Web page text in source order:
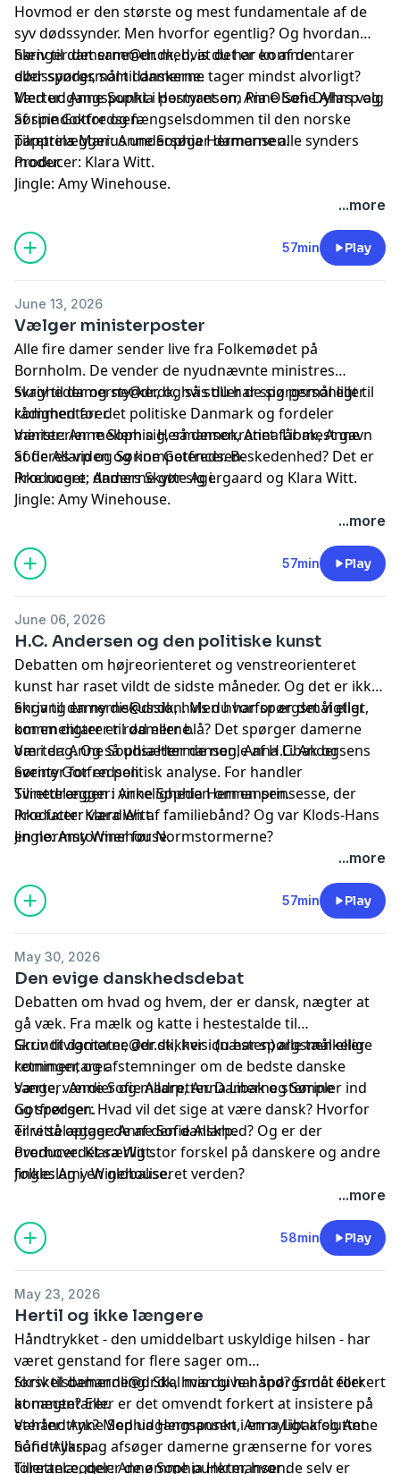
Hovmod er den største og mest fundamentale af de
syv dødssynder. Men hvorfor egentlig? Og hvordan
hænger det sammen med, at det er en af de
dødssynder, som danskerne tager mindst alvorligt?
Med udgangspunkt i postyret om Pia Olsen Dyhrs valg
af spindoktor og fængselsdommen til den norske
papprins Marius undersøger damerne alle synders
moder.
Skriv tildamerne@dr.dk, hvis du har kommentarer
eller spørgsmål til damerne.
Værter: Anne Sophia Hermansen, Anne Sofie Allarp og
Sørine Gotfredsen.
Tilrettelægger: Anne Sophia Hermansen.
Producer: Klara Witt.
Jingle: Amy Winehouse.
...more
57min Play
June 13, 2026
Vælger ministerposter
Alle fire damer sender live fra Folkemødet på
Bornholm. De vender de nyudnævnte ministres
svagheder og styrker, og så stiller de sig personligt til
rådighed for det politiske Danmark og fordeler
ministerier mellem sig, så demokratiet får mest gavn
af deres viden og kompetencer. Beskedenhed? Det er
ikke noget, damerne gør sig i.
Skriv tildamerne@dr.dk, hvis du har spørgsmål eller
kommentarer.
Værter: Anne Sophia Hermansen, Anna Libak, Anne
Sofie Allarp og Sørine Gotfredsen.
Producere: Anders Skytte Agergaard og Klara Witt.
Jingle: Amy Winehouse.
...more
57min Play
June 06, 2026
H.C. Andersen og den politiske kunst
Debatten om højreorienteret og venstreorienteret
kunst har raset vildt de sidste måneder. Og det er ikke
engang en ny diskussion. Men hvorfor er det vigtigt,
om en digter er rød eller blå? Det spørger damerne
om i dag. Og så udsætter de nogle af H.C. Andersens
eventyr for en politisk analyse. For handler
Svinedrengen i virkeligheden om en prinsesse, der
ikke fatter værdien af familiebånd? Og var Klods-Hans
en normstormer før Normstormerne?
Skriv tildamerne@dr.dk, hvis du har spørgsmål eller
kommentarer til damerne.
Værter: Anne Sophia Hermansen, Anna Libak og
Sørine Gotfredsen.
Tilrettelægger: Anne Sophia Hermansen.
Producer: Klara Witt.
Jingle: Amy Winehouse.
...more
57min Play
May 30, 2026
Den evige danskhedsdebat
Debatten om hvad og hvem, der er dansk, nægter at
gå væk. Fra mælk og katte i hestestalde til
Grundtvigcitater, der stikker i (næsten) alle tænkelige
retninger, og afstemninger om de bedste danske
sange, værdier og madretter. Damerne stempler ind
og spørger: Hvad vil det sige at være dansk? Hvorfor
er vi så optagede af den danskhed? Og er der
overhovedet særlig stor forskel på danskere og andre
folkeslag i en globaliseret verden?
Skriv tildamerne@dr.dk, hvis du har spørgsmål eller
kommentarer.
Værter: Anne Sofie Allarp, Anna Libak og Sørine
Gotfredsen.
Tilrettelægger: Anne Sofie Allarp.
Producer: Klara Witt.
Jingle: Amy Winehouse.
...more
58min Play
May 23, 2026
Hertil og ikke længere
Håndtrykket - den umiddelbart uskyldige hilsen - har
været genstand for flere sager om
forskelsbehandling. Skal man give hånd? Er det forkert
at nægte? Eller er det omvendt forkert at insistere på
et håndtryk? Med udgangspunkt i en nyligt afsluttet
håndtrykssag afsøger damerne grænserne for vores
tolerance, deler de ømme punkter, hvor de selv er
Skriv tildamerne@dr.dk, hvis du har spørgsmål eller
kommentarer.
Værter: Anne Sophia Hermansen, Anna Libak og Anne
Sofie Allarp.
Tilrettelægger: Anne Sophia Hermansen.